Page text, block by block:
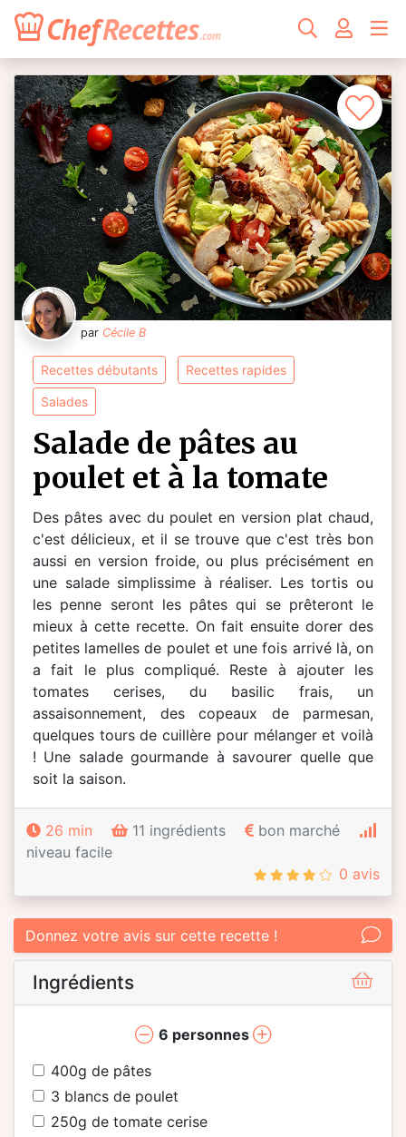
ChefRecettes.com
par Cécile B
recettes débutants recettes rapides
salades
salade de pâtes au
poulet et à la tomate
Des pâtes avec du poulet en version plat chaud,
c'est délicieux, et il se trouve que c'est très bon
aussi en version froide, ou plus précisément en
une salade simplissime à réaliser. Les tortis ou
les penne seront les pâtes qui se prêteront le
mieux à cette recette. On fait ensuite dorer des
petites lamelles de poulet et une fois arrivé là, on
a fait le plus compliqué. Reste à ajouter les
tomates cerises, du basilic frais, un
assaisonnement, des copeaux de parmesan,
quelques tours de cuillère pour mélanger et voilà
! Une salade gourmande à savourer quelle que
soit la saison.
26 min 11 ingrédients
bon marché
niveau facile
0 avis
Donnez votre avis sur cette recette !
Ingrédients
6 personnes
400g de pâtes
3 blancs de poulet
250g de tomate cerise